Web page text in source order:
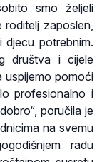
smo željeli
roditelj zaposlen,
djecu potrebnim.
društva i cijele
uspijemo pomoći
profesionalno i
poručila je
na svemu
radu